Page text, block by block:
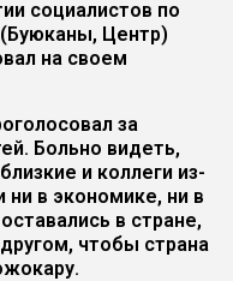
социалистов по
Центр)
на своем
за
Больно видеть,
и коллеги из-
ни в экономике, ни в
в стране,
чтобы страна